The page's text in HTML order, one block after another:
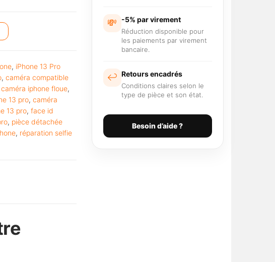
e
r
n
a
t
, iPhone 13 Pro
, caméra compatible
caméra iphone floue,
13 pro, caméra
13 pro, face id
, pièce détachée
, réparation selfie
💸 -5% par virement
Réduction disponible pour
les paiements par virement
bancaire.
↩️ Retours encadrés
Conditions claires selon le
type de pièce et son état.
Besoin d’aide ?